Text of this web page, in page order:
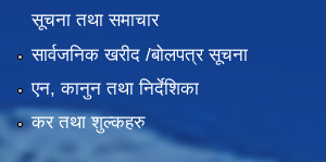
सूचना तथा समाचार
सार्वजनिक खरीद /बोलपत्र सूचना
एन, कानुन तथा निर्देशिका
कर तथा शुल्कहरु